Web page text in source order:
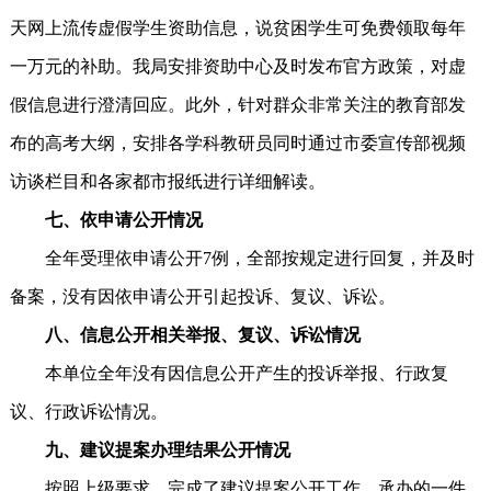
天网上流传虚假学生资助信息，说贫困学生可免费领取每年
一万元的补助。我局安排资助中心及时发布官方政策，对虚
假信息进行澄清回应。此外，针对群众非常关注的教育部发
布的高考大纲，安排各学科教研员同时通过市委宣传部视频
访谈栏目和各家都市报纸进行详细解读。
七、依申请公开情况
全年受理依申请公开7例，全部按规定进行回复，并及时
备案，没有因依申请公开引起投诉、复议、诉讼。
八、信息公开相关举报、复议、诉讼情况
本单位全年没有因信息公开产生的投诉举报、行政复
议、行政诉讼情况。
九、建议提案办理结果公开情况